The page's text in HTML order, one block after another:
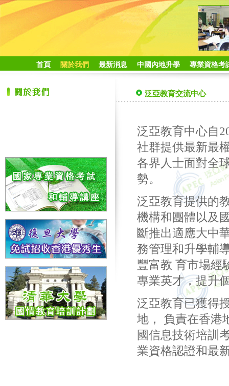
首頁 關於我們 最新消息 中國內地升學 專業資格考
泛亞教育交流中心
泛亞教育中心自
社群提供最新最
各界人士面對全
勢。
泛亞教育提供的
機構和團體以及
斷推出適應大中
務管理和升學輔
豐富教 育市場經
專業英才，提升
泛亞教育已獲得
地， 負責在香港
國信息技術培訓
業資格認證和最